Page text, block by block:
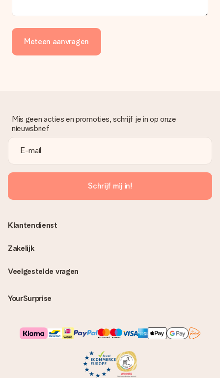
Meteen aanvragen
Mis geen acties en promoties, schrijf je in op onze
nieuwsbrief
Schrijf mij in!
Veelgestelde vragen
YourSurprise
Klantendienst
Zakelijk